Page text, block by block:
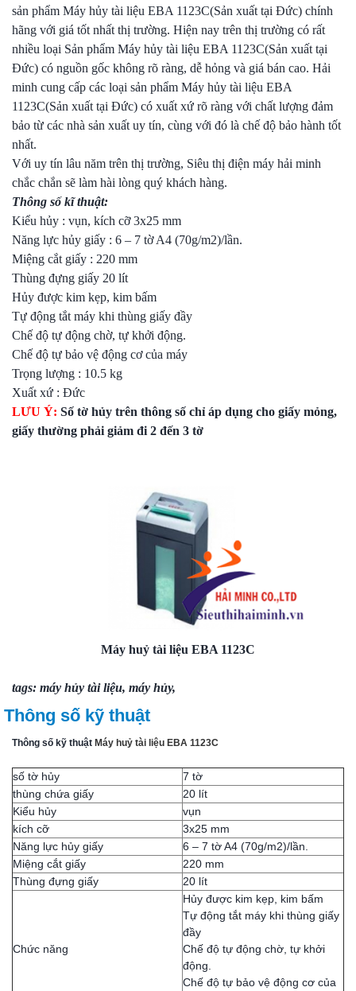
sản phẩm Máy hủy tài liệu EBA 1123C(Sản xuất tại Đức) chính
hãng với giá tốt nhất thị trường. Hiện nay trên thị trường có rất
nhiều loại Sản phẩm Máy hủy tài liệu EBA 1123C(Sản xuất tại
Đức) có nguồn gốc không rõ ràng, dễ hỏng và giá bán cao. Hải
minh cung cấp các loại sản phẩm Máy hủy tài liệu EBA
1123C(Sản xuất tại Đức) có xuất xứ rõ ràng với chất lượng đảm
bảo từ các nhà sản xuất uy tín, cùng với đó là chế độ bảo hành tốt
nhất.
Với uy tín lâu năm trên thị trường, Siêu thị điện máy hải minh
chắc chắn sẽ làm hài lòng quý khách hàng.
Thông số kĩ thuật:
Kiểu hủy : vụn, kích cỡ 3x25 mm
Năng lực hủy giấy : 6 – 7 tờ A4 (70g/m2)/lần.
Miệng cắt giấy : 220 mm
Thùng đựng giấy 20 lít
Hủy được kim kẹp, kim bấm
Tự động tắt máy khi thùng giấy đầy
Chế độ tự động chờ, tự khởi động.
Chế độ tự bảo vệ động cơ của máy
Trọng lượng : 10.5 kg
Xuất xứ : Đức
LƯU Ý: Số tờ hủy trên thông số chỉ áp dụng cho giấy mỏng,
giấy thường phải giảm đi 2 đến 3 tờ
Máy huỷ tài liệu EBA 1123C
tags: máy hủy tài liệu, máy hủy,
Thông số kỹ thuật
Thông số kỹ thuật Máy huỷ tài liệu EBA 1123C
số tờ hủy
7 tờ
thùng chứa giấy
20 lít
Kiểu hủy
vụn
kích cỡ
3x25 mm
Năng lực hủy giấy
6 – 7 tờ A4 (70g/m2)/lần.
Miệng cắt giấy
220 mm
Thùng đựng giấy
20 lít
Chức năng
Hủy được kim kẹp, kim bấm
Tự động tắt máy khi thùng giấy
đầy
Chế độ tự động chờ, tự khởi
động.
Chế độ tự bảo vệ động cơ của